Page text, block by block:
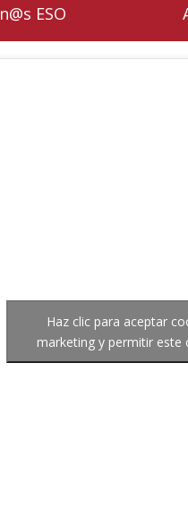
ESO
Haz clic para aceptar
marketing y permitir este